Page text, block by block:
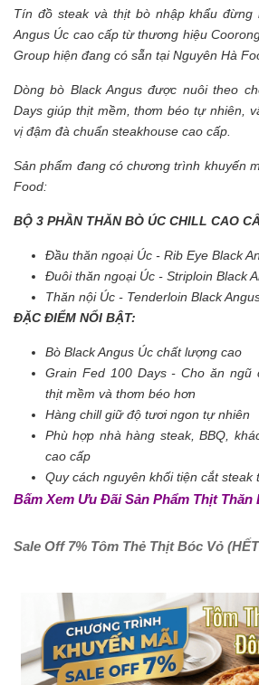
Tín đồ steak và thịt bò nhập khẩu đừng
Angus Úc cao cấp từ thương hiệu
Group hiện đang có sẵn tại Nguyên Hà
Dòng bò Black Angus được nuôi theo
Days giúp thịt mềm, thơm béo tự nhiên,
vị đậm đà chuẩn steakhouse cao cấp.
Sản phẩm đang có chương trình khuyến
Food:
BỘ 3 PHẦN THĂN BÒ ÚC CHILL CAO
Đầu thăn ngoại Úc - Rib Eye Black
Đuôi thăn ngoại Úc - Striploin Black
Thăn nội Úc - Tenderloin Black
ĐẶC ĐIỂM NỔI BẬT:
Bò Black Angus Úc chất lượng cao
Grain Fed 100 Days - Cho ăn ngũ
thịt mềm và thơm béo hơn
Hàng chill giữ độ tươi ngon tự nhiên
Phù hợp nhà hàng steak, BBQ,
cao cấp
Quy cách nguyên khối tiện cắt steak
Bấm Xem Ưu Đãi Sản Phẩm Thịt
Sale Off 7% Tôm Thẻ Thịt Bóc Vỏ